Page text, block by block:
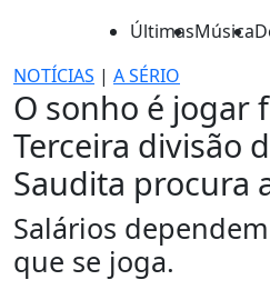
ÚltimasMúsica
NOTÍCIAS | A SÉRIO
O sonho é jogar
Terceira divisão
Saudita procura
Salários
que se joga.